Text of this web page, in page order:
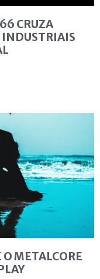
CRUZA
INDUSTRIAIS
METALCORE